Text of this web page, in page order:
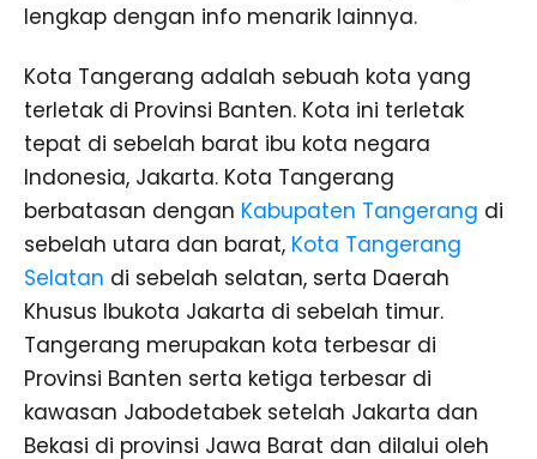
lengkap dengan info menarik lainnya.
Kota Tangerang adalah sebuah kota yang
terletak di Provinsi Banten. Kota ini terletak
tepat di sebelah barat ibu kota negara
Indonesia, Jakarta. Kota Tangerang
berbatasan dengan Kabupaten Tangerang di
sebelah utara dan barat, Kota Tangerang
Selatan di sebelah selatan, serta Daerah
Khusus Ibukota Jakarta di sebelah timur.
Tangerang merupakan kota terbesar di
Provinsi Banten serta ketiga terbesar di
kawasan Jabodetabek setelah Jakarta dan
Bekasi di provinsi Jawa Barat dan dilalui oleh